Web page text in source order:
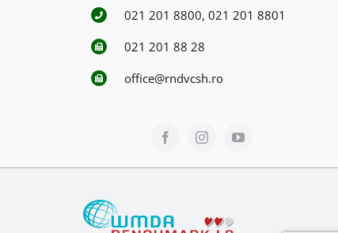
021 201 8800, 021 201 8801
021 201 88 28
office@rndvcsh.ro